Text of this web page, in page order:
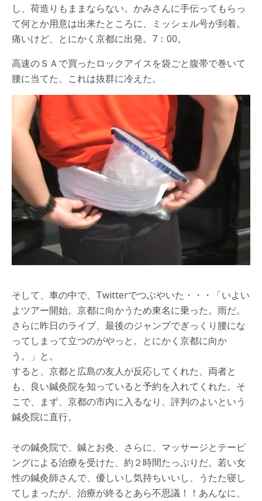
し、荷造りもままならない。かみさんに手伝ってもらっ
て何とか用意は出来たところに、ミッシェル号が到着。
痛いけど、とにかく京都に出発。7：00。
高速のＳＡで買ったロックアイスを袋ごと腹帯で巻いて
腰に当てた、これは抜群に冷えた。
そして、車の中で、Twitterでつぶやいた・・・「いよい
よツアー開始。京都に向かうため東名に乗った。雨だ。
さらに昨日のライブ、最後のジャンプでぎっくり腰にな
ってしまって立つのがやっと。とにかく京都に向か
う。」と。
すると、京都と広島の友人が反応してくれた、両者と
も、良い鍼灸院を知っていると予約を入れてくれた。そ
こで、まず、京都の市内に入るなり、評判のよいという
鍼灸院に直行。
その鍼灸院で、鍼とお灸、さらに、マッサージとテーピ
ングによる治療を受けた、約２時間たっぷりだ。若い女
性の鍼灸師さんで、優しいし気持ちいいし、うたた寝し
てしまったが、治療が終るとあら不思議！！あんなに、